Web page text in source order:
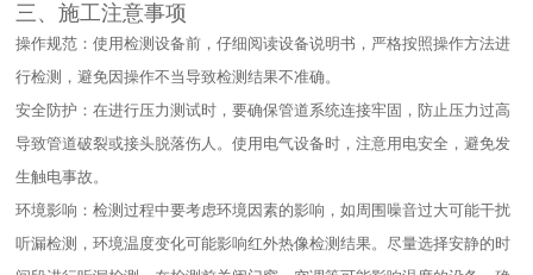
三、施工注意事项​
操作规范：使用检测设备前，仔细阅读设备说明书，严格按照操作方法进
行检测，避免因操作不当导致检测结果不准确。​
安全防护：在进行压力测试时，要确保管道系统连接牢固，防止压力过高
导致管道破裂或接头脱落伤人。使用电气设备时，注意用电安全，避免发
生触电事故。​
环境影响：检测过程中要考虑环境因素的影响，如周围噪音过大可能干扰
听漏检测，环境温度变化可能影响红外热像检测结果。尽量选择安静的时